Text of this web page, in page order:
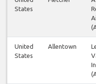
States
United
States
Allentown